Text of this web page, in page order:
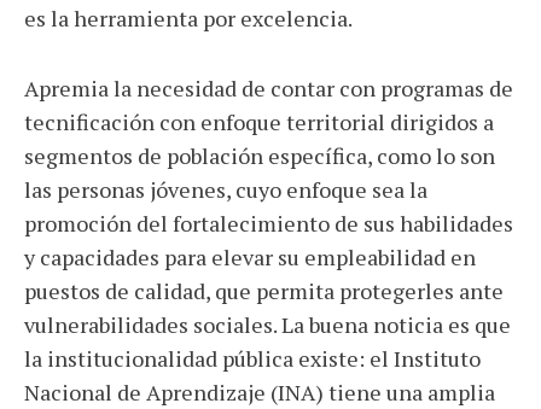
es la herramienta por excelencia.
Apremia la necesidad de contar con programas de
tecnificación con enfoque territorial dirigidos a
segmentos de población específica, como lo son
las personas jóvenes, cuyo enfoque sea la
promoción del fortalecimiento de sus habilidades
y capacidades para elevar su empleabilidad en
puestos de calidad, que permita protegerles ante
vulnerabilidades sociales. La buena noticia es que
la institucionalidad pública existe: el Instituto
Nacional de Aprendizaje (INA) tiene una amplia